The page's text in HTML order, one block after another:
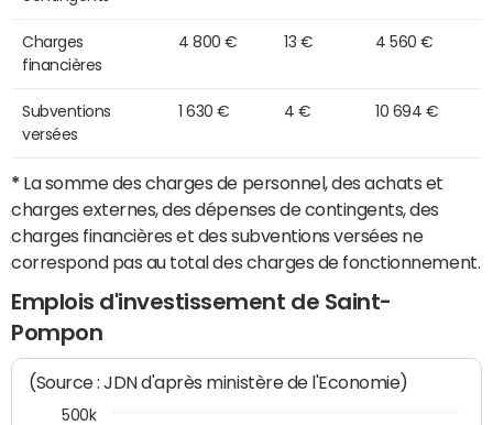
Charges
financières
4 800 € 13 € 4 560 €
Subventions
versées
1 630 € 4 € 10 694 €
* La somme des charges de personnel, des achats et
charges externes, des dépenses de contingents, des
charges financières et des subventions versées ne
correspond pas au total des charges de fonctionnement.
Emplois d'investissement de Saint-
Pompon
(Source : JDN d'après ministère de l'Economie)
500k